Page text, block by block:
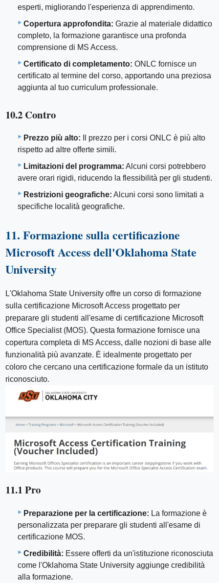
esperti, migliorando l'esperienza di apprendimento.
Copertura approfondita: Grazie al materiale didattico
completo, la formazione garantisce una profonda
comprensione di MS Access.
Certificato di completamento: ONLC fornisce un
certificato al termine del corso, apportando una preziosa
aggiunta al tuo curriculum professionale.
10.2 Contro
Prezzo più alto: Il prezzo per i corsi ONLC è più alto
rispetto ad altre offerte simili.
Limitazioni del programma: Alcuni corsi potrebbero
avere orari rigidi, riducendo la flessibilità per gli studenti.
Restrizioni geografiche: Alcuni corsi sono limitati a
specifiche località geografiche.
11. Formazione sulla certificazione
Microsoft Access dell'Oklahoma State
University
L'Oklahoma State University offre un corso di formazione
sulla certificazione Microsoft Access progettato per
preparare gli studenti all'esame di certificazione Microsoft
Office Specialist (MOS). Questa formazione fornisce una
copertura completa di MS Access, dalle nozioni di base alle
funzionalità più avanzate. È idealmente progettato per
coloro che cercano una certificazione formale da un istituto
riconosciuto.
11.1 Pro
Preparazione per la certificazione: La formazione è
personalizzata per preparare gli studenti all'esame di
certificazione MOS.
Credibilità: Essere offerti da un'istituzione riconosciuta
come l'Oklahoma State University aggiunge credibilità
alla formazione.